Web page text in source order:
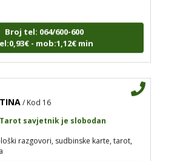
Broj tel: 064/600-600
- mob:1,12€ min
TINA / Kod 16
Tarot savjetnik je slobodan
razgovori, sudbinske karte, tarot,